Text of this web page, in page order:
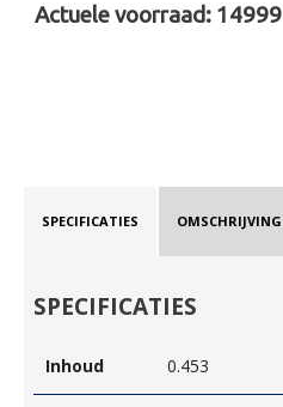
Actuele voorraad: 14999
SPECIFICATIES OMSCHRIJVING
SPECIFICATIES
Inhoud 0.453